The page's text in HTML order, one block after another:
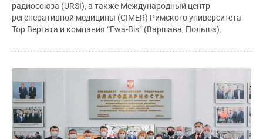
радиосоюза (URSI), а также Международный центр
регенеративной медицины (CIMER) Римского университета
Тор Вергата и компания “Ewa-Bis” (Варшава, Польша).